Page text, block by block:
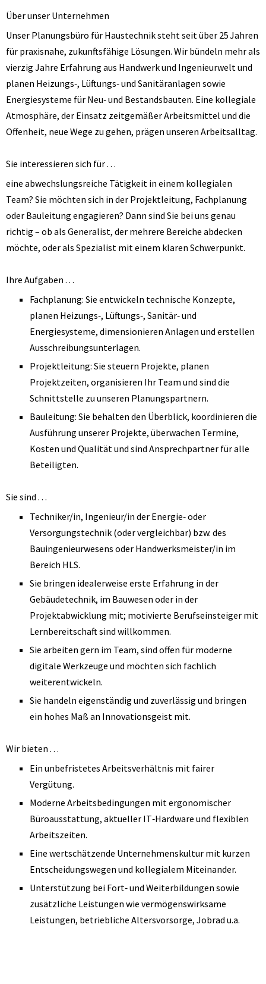
Über unser Unternehmen
Unser Planungsbüro für Haustechnik steht seit über 25 Jahren
für praxisnahe, zukunftsfähige Lösungen. Wir bündeln mehr als
vierzig Jahre Erfahrung aus Handwerk und Ingenieurwelt und
planen Heizungs‑, Lüftungs‑ und Sanitäranlagen sowie
Energiesysteme für Neu‑ und Bestandsbauten. Eine kollegiale
Atmosphäre, der Einsatz zeitgemäßer Arbeitsmittel und die
Offenheit, neue Wege zu gehen, prägen unseren Arbeitsalltag.
Sie interessieren sich für …
eine abwechslungsreiche Tätigkeit in einem kollegialen
Team? Sie möchten sich in der Projektleitung, Fachplanung
oder Bauleitung engagieren? Dann sind Sie bei uns genau
richtig – ob als Generalist, der mehrere Bereiche abdecken
möchte, oder als Spezialist mit einem klaren Schwerpunkt.
Ihre Aufgaben …
Fachplanung: Sie entwickeln technische Konzepte,
planen Heizungs‑, Lüftungs‑, Sanitär‑ und
Energiesysteme, dimensionieren Anlagen und erstellen
Ausschreibungsunterlagen.
Projektleitung: Sie steuern Projekte, planen
Projektzeiten, organisieren Ihr Team und sind die
Schnittstelle zu unseren Planungspartnern.
Bauleitung: Sie behalten den Überblick, koordinieren die
Ausführung unserer Projekte, überwachen Termine,
Kosten und Qualität und sind Ansprechpartner für alle
Beteiligten.
Sie sind …
Techniker/in, Ingenieur/in der Energie‑ oder
Versorgungstechnik (oder vergleichbar) bzw. des
Bauingenieurwesens oder Handwerksmeister/in im
Bereich HLS.
Sie bringen idealerweise erste Erfahrung in der
Gebäudetechnik, im Bauwesen oder in der
Projektabwicklung mit; motivierte Berufseinsteiger mit
Lernbereitschaft sind willkommen.
Sie arbeiten gern im Team, sind offen für moderne
digitale Werkzeuge und möchten sich fachlich
weiterentwickeln.
Sie handeln eigenständig und zuverlässig und bringen
ein hohes Maß an Innovationsgeist mit.
Wir bieten …
Ein unbefristetes Arbeitsverhältnis mit fairer
Vergütung.
Moderne Arbeitsbedingungen mit ergonomischer
Büroausstattung, aktueller IT‑Hardware und flexiblen
Arbeitszeiten.
Eine wertschätzende Unternehmenskultur mit kurzen
Entscheidungswegen und kollegialem Miteinander.
Unterstützung bei Fort‑ und Weiterbildungen sowie
zusätzliche Leistungen wie vermögenswirksame
Leistungen, betriebliche Altersvorsorge, Jobrad u.a.